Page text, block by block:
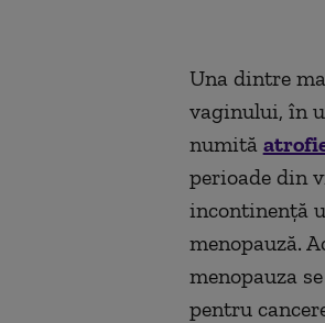
Una dintre
vaginului, în
numită
perioade din
incontinență
menopauză.
menopauza
pentru